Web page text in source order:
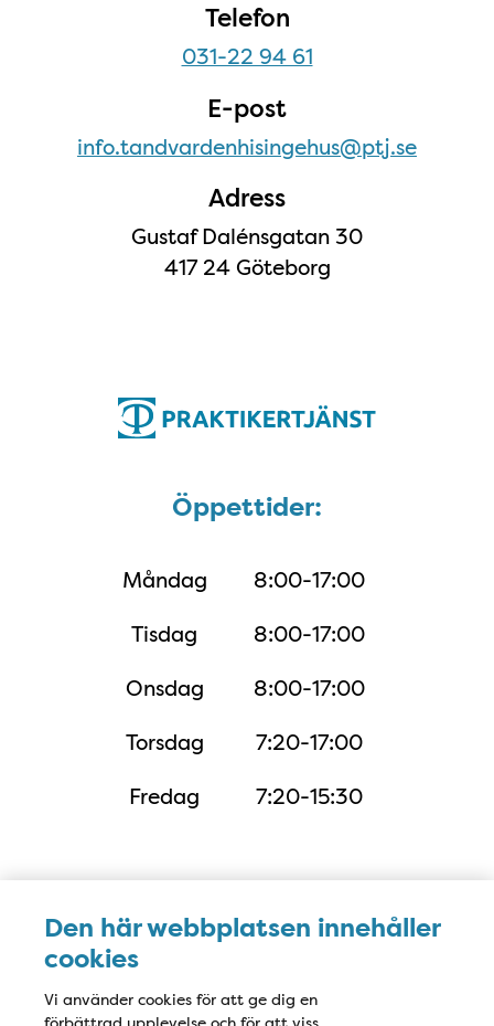
Den här webbplatsen innehåller
cookies
Vi använder cookies för att ge dig en
Telefon
031-22 94 61
E-post
info.tandvardenhisingehus@ptj.se
Adress
Gustaf Dalénsgatan 30
417 24 Göteborg
Öppettider:
Måndag
8:00-17:00
Tisdag
8:00-17:00
Onsdag
8:00-17:00
Torsdag
7:20-17:00
Fredag
7:20-15:30
Karta